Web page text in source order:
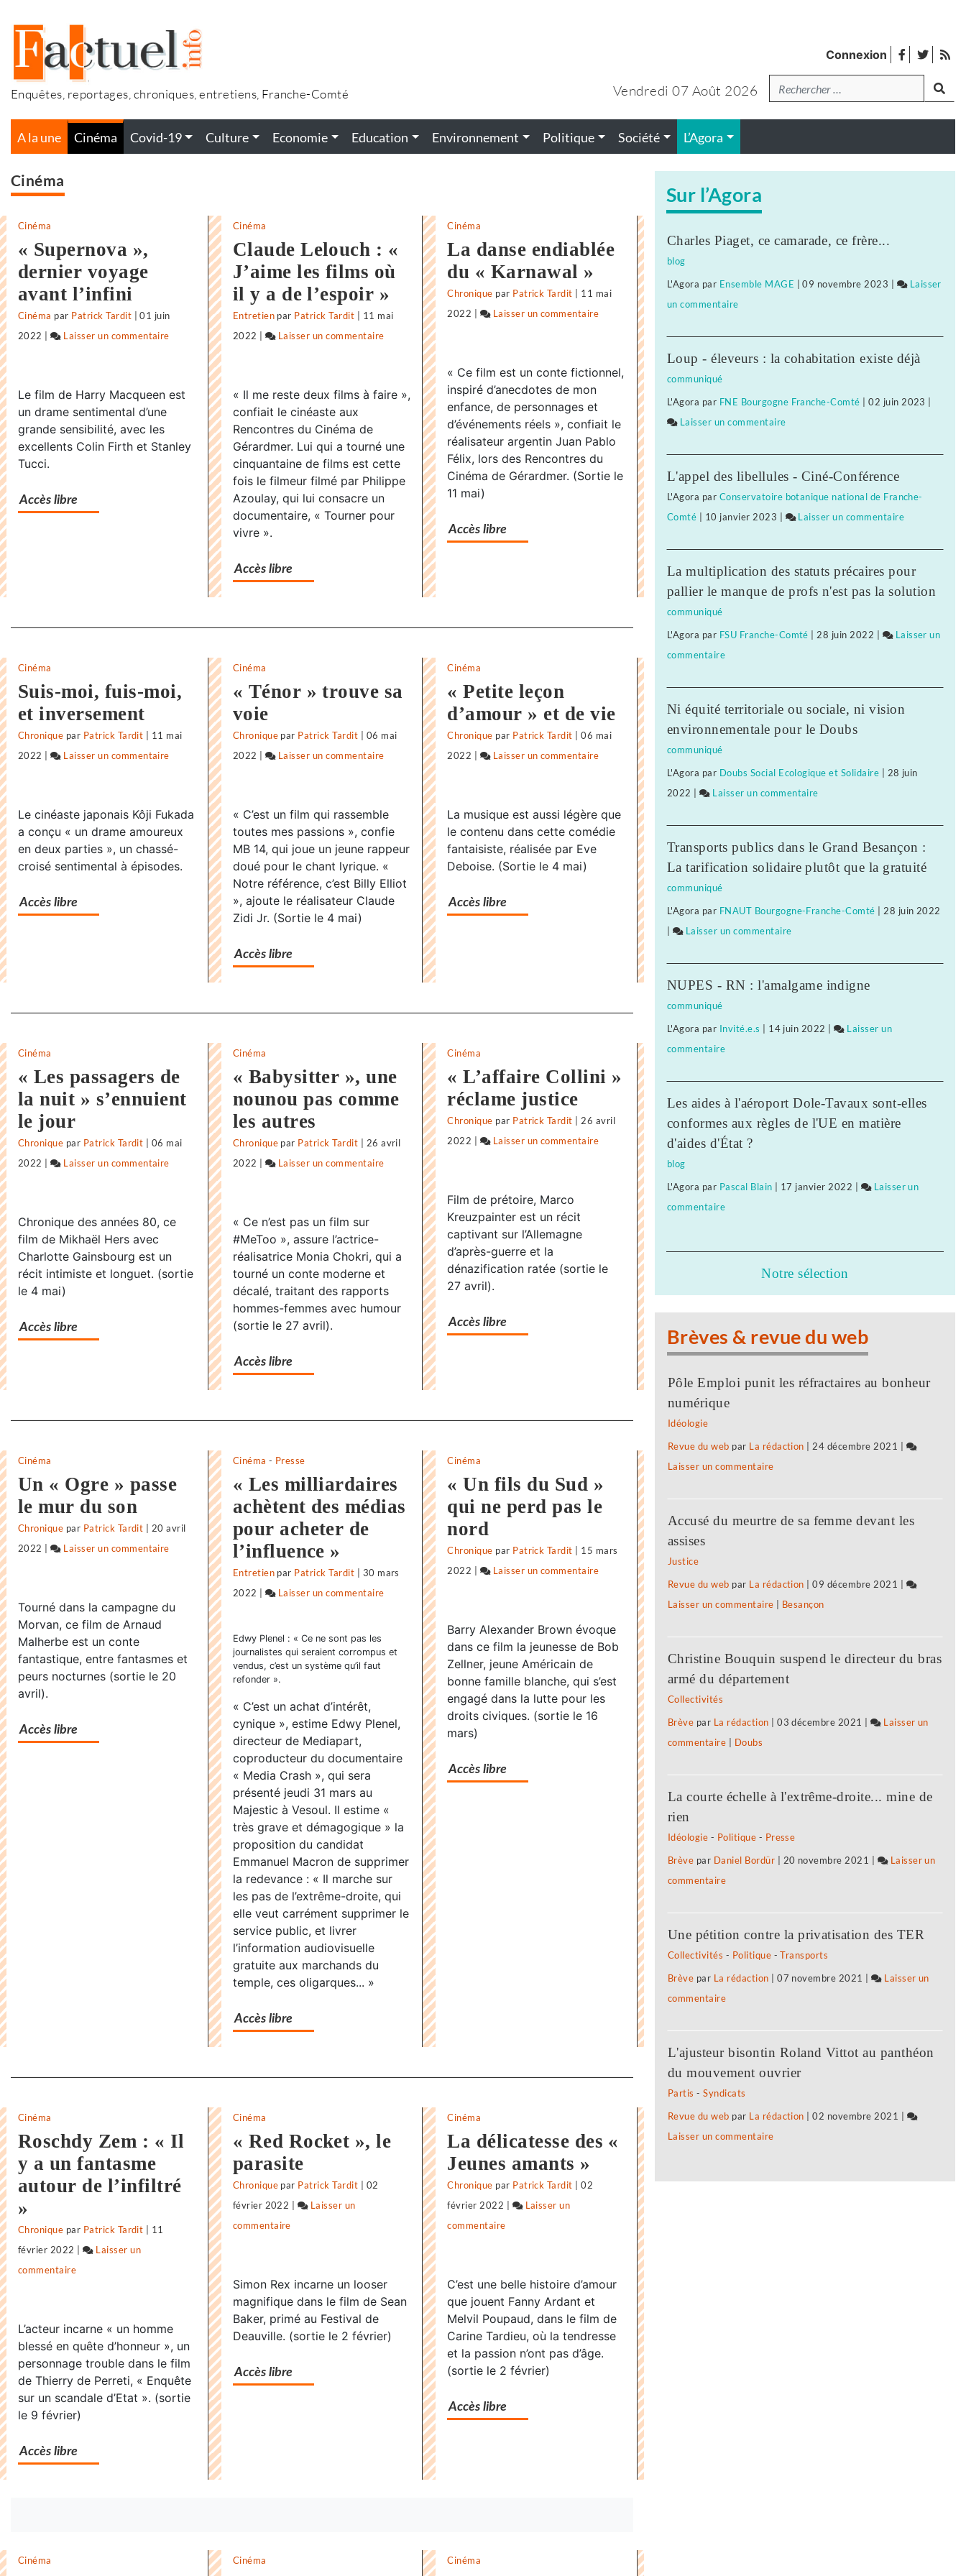
contenu
Enquêtes, reportages, chroniques, entretiens, Franche-Comté
Connexion facebook
twitter
Vendredi 07 Août 2026Recherche
A la une Cinéma Covid-19 Culture Economie Education Environnement Politique Société L’Agora
Cinéma
Cinéma
« Supernova »,
dernier voyage
avant l’infini
Cinéma par Patrick Tardit |01 juin
2022
| Laisser un commentaire
Supernova
»,
avant
Le film de Harry Macqueen est
un drame sentimental d’une
grande sensibilité, avec les
excellents Colin Firth et Stanley
Tucci.
Accès libre
Cinéma
Claude Lelouch : «
J’aime les films où
il y a de l’espoir »
Entretien par Patrick Tardit
11 mai
2022 | Laisser un commentaire
Supernova
»,
l’infini
« Il me reste deux films à faire »,
confiait le cinéaste aux
Rencontres du Cinéma de
Gérardmer. Lui qui a tourné une
cinquantaine de films est cette
fois le filmeur filmé par Philippe
Azoulay, qui lui consacre un
documentaire, « Tourner pour
vivre ».
Accès libre
Cinéma
La danse endiablée
du « Karnawal »
Chronique par Patrick Tardit
11 mai
2022
Laisser un commentaire
Supernova
»,
l’infini
« Ce film est un conte fictionnel,
inspiré d’anecdotes de mon
enfance, de personnages et
d’événements réels », confiait le
réalisateur argentin Juan Pablo
Félix, lors des Rencontres du
Cinéma de Gérardmer. (Sortie le
11 mai)
Accès libre
Separateur
Cinéma
Suis-moi, fuis-moi,
et inversement
Chronique par Patrick Tardit
11 mai
2022
| Laisser un commentaire
Supernova
»,
dernier
voyage
Le cinéaste japonais Kôji Fukada
a conçu « un drame amoureux
en deux parties », un chassé-
croisé sentimental à épisodes.
Accès libre
Cinéma
« Ténor » trouve sa
voie
Chronique par Patrick Tardit
06 mai
2022 | Laisser un commentaire
Supernova
»,
dernier
voyage
l’infini
« C’est un film qui rassemble
toutes mes passions », confie
MB 14, qui joue un jeune rappeur
doué pour le chant lyrique. «
Notre référence, c’est Billy Elliot
», ajoute le réalisateur Claude
Zidi Jr. (Sortie le 4 mai)
Accès libre
Cinéma
« Petite leçon
d’amour » et de vie
Chronique par Patrick Tardit |06 mai
2022
Laisser un commentaire
Supernova
»,
dernier
La musique est aussi légère que
le contenu dans cette comédie
fantaisiste, réalisée par Eve
Deboise. (Sortie le 4 mai)
Accès libre
Separateur
Cinéma
« Les passagers de
la nuit » s’ennuient
le jour
Chronique par Patrick Tardit
06 mai
2022
| Laisser un commentaire
Supernova
»,
voyage
Chronique des années 80, ce
film de Mikhaël Hers avec
Charlotte Gainsbourg est un
récit intimiste et longuet. (sortie
le 4 mai)
Accès libre
Cinéma
« Babysitter », une
nounou pas comme
les autres
Chronique par Patrick Tardit
26 avril
2022 | Laisser un commentaire
Supernova
voyage
l’infini
« Ce n’est pas un film sur
#MeToo », assure l’actrice-
réalisatrice Monia Chokri, qui a
tourné un conte moderne et
décalé, traitant des rapports
hommes-femmes avec humour
(sortie le 27 avril).
Accès libre
Cinéma
« L’affaire Collini »
réclame justice
Chronique par Patrick Tardit
26 avril
2022
Laisser un commentaire
Supernova
Film de prétoire, Marco
Kreuzpainter est un récit
captivant sur l’Allemagne
d’après-guerre et la
dénazification ratée (sortie le
27 avril).
Accès libre
Separateur
Cinéma
Un « Ogre » passe
le mur du son
Chronique par Patrick Tardit
20 avril
2022
| Laisser un commentaire
Supernova
»,
Tourné dans la campagne du
Morvan, ce film de Arnaud
Malherbe est un conte
fantastique, entre fantasmes et
peurs nocturnes (sortie le 20
avril).
Accès libre
Cinéma - Presse
« Les milliardaires
achètent des médias
pour acheter de
l’influence »
Entretien par Patrick Tardit
30 mars
2022 | Laisser un commentaire
Supernova
»,
l’infini
Edwy Plenel : « Ce ne sont pas les
journalistes qui seraient corrompus et
vendus, c’est un système qu’il faut
refonder ».
« C’est un achat d’intérêt,
cynique », estime Edwy Plenel,
directeur de Mediapart,
coproducteur du documentaire
« Media Crash », qui sera
présenté jeudi 31 mars au
Majestic à Vesoul. Il estime «
très grave et démagogique » la
proposition du candidat
Emmanuel Macron de supprimer
la redevance : « Il marche sur
les pas de l’extrême-droite, qui
elle veut carrément supprimer le
service public, et livrer
l’information audiovisuelle
gratuite aux marchands du
temple, ces oligarques... »
Accès libre
Cinéma
« Un fils du Sud »
qui ne perd pas le
nord
Chronique par Patrick Tardit
15 mars
2022
Laisser un commentaire
Supernova
»,
dernier
Barry Alexander Brown évoque
dans ce film la jeunesse de Bob
Zellner, jeune Américain de
bonne famille blanche, qui s’est
engagé dans la lutte pour les
droits civiques. (sortie le 16
mars)
Accès libre
Separateur
Cinéma
Roschdy Zem : « Il
y a un fantasme
autour de l’infiltré
»
Chronique par Patrick Tardit
11
février 2022
|
Laisser un
commentaire
»,
dernier
voyage
l’infini
L’acteur incarne « un homme
blessé en quête d’honneur », un
personnage trouble dans le film
de Thierry de Perreti, « Enquête
sur un scandale d’Etat ». (sortie
le 9 février)
Accès libre
Cinéma
« Red Rocket », le
parasite
Chronique par Patrick Tardit
02
février 2022
Laisser un
commentaire
»,
dernier
voyage
avant
Simon Rex incarne un looser
magnifique dans le film de Sean
Baker, primé au Festival de
Deauville. (sortie le 2 février)
Accès libre
Cinéma
La délicatesse des «
Jeunes amants »
Chronique par Patrick Tardit |02
février 2022
Laisser un
commentaire
»,
dernier
voyage
avant
l’infini
C’est une belle histoire d’amour
que jouent Fanny Ardant et
Melvil Poupaud, dans le film de
Carine Tardieu, où la tendresse
et la passion n’ont pas d’âge.
(sortie le 2 février)
Accès libre
vous
Cinéma Cinéma Cinéma
Sur l’Agora
Charles Piaget, ce camarade, ce frère...
blog
L'Agora par Ensemble MAGE |09 novembre 2023
Laisser
un commentaire
»,
voyage
avant
Loup - éleveurs : la cohabitation existe déjà
communiqué
L'Agora par FNE Bourgogne Franche-Comté |02 juin 2023
Laisser un commentaire
»,
dernier
voyage
L'appel des libellules - Ciné-Conférence
L'Agora par Conservatoire botanique national de Franche-
Comté
10 janvier 2023 Laisser un commentaire
»,
dernier
avant
La multiplication des statuts précaires pour
pallier le manque de profs n'est pas la solution
communiqué
L'Agora par FSU Franche-Comté 28 juin 2022
Laisser un
commentaire
»,
dernier
avant
l’infini
Ni équité territoriale ou sociale, ni vision
environnementale pour le Doubs
communiqué
L'Agora par Doubs Social Ecologique et Solidaire
28 juin
2022
| Laisser un commentaire
»,
dernier
avant
Transports publics dans le Grand Besançon :
La tarification solidaire plutôt que la gratuité
communiqué
L'Agora par FNAUT Bourgogne-Franche-Comté
28 juin 2022
Laisser un commentaire
»,
voyage
NUPES - RN : l'amalgame indigne
communiqué
L'Agora par Invité.e.s 14 juin 2022 |
Laisser un
commentaire
»,
dernier
voyage
l’infini
Les aides à l'aéroport Dole-Tavaux sont-elles
conformes aux règles de l'UE en matière
d'aides d'État ?
blog
L'Agora par Pascal Blain 17 janvier 2022
Laisser un
commentaire
l’infini
Notre sélection
Brèves & revue du web
Pôle Emploi punit les réfractaires au bonheur
numérique
Idéologie
Revue du web par La rédaction 24 décembre 2021
Laisser un commentaire
»,
avant
l’infini
Accusé du meurtre de sa femme devant les
assises
Justice
Revue du web par La rédaction |09 décembre 2021
Laisser un commentaire on
»,
dernier
avant
Besançon
Christine Bouquin suspend le directeur du bras
armé du département
Collectivités
Brève par La rédaction |03 décembre 2021 |
Laisser un
commentaire on
»,
voyage
avant
Doubs
La courte échelle à l'extrême-droite... mine de
rien
Idéologie - Politique - Presse
Brève par Daniel Bordür 20 novembre 2021
Laisser un
commentaire
»,
dernier
voyage
Une pétition contre la privatisation des TER
Collectivités - Politique -Transports
Brève par La rédaction |07 novembre 2021 |
Laisser un
commentaire
»,
dernier
voyage
avant
l’infini
L'ajusteur bisontin Roland Vittot au panthéon
du mouvement ouvrier
Partis -Syndicats
Revue du web par La rédaction |02 novembre 2021
Laisser un commentaire